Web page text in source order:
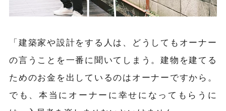
「建築家や設計をする人は、どうしてもオーナー
の言うことを一番に聞いてしまう。建物を建てる
ためのお金を出しているのはオーナーですから。
でも、本当にオーナーに幸せになってもらうに